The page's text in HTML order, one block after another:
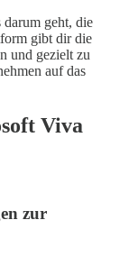
geht, die
gibt dir die
und gezielt zu
auf das
Viva
zur